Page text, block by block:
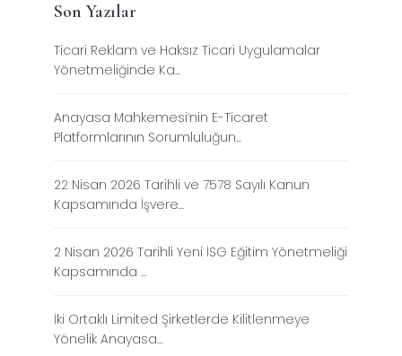
Son Yazılar
Ticari Reklam ve Haksız Ticari Uygulamalar
Yönetmeliğinde Ka...
Anayasa Mahkemesi’nin E-Ticaret
Platformlarının Sorumluluğun...
22 Nisan 2026 Tarihli ve 7578 Sayılı Kanun
Kapsamında İşvere...
2 Nisan 2026 Tarihli Yeni İSG Eğitim Yönetmeliği
Kapsamında ...
İki Ortaklı Limited Şirketlerde Kilitlenmeye
Yönelik Anayasa...